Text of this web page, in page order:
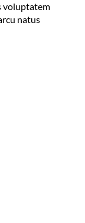
voluptatem
natus